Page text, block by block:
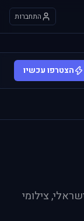
התחברות
הצטרפו עכשיו
צילומי